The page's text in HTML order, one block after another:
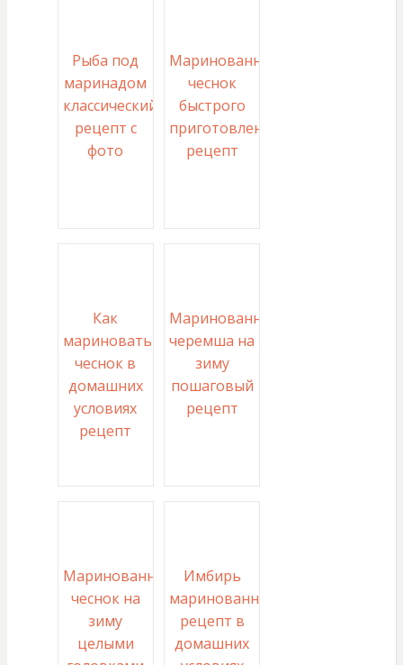
Рыба под
маринадом
классический
рецепт с
фото
Маринованный
чеснок
быстрого
приготовления
рецепт
Как
мариновать
чеснок в
домашних
условиях
рецепт
Маринованная
черемша на
зиму
пошаговый
рецепт
Маринованный
чеснок на
зиму
целыми
Имбирь
маринованный
рецепт в
домашних